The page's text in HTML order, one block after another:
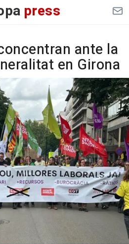
press
ante la
en Girona